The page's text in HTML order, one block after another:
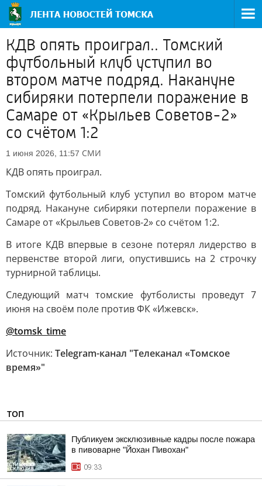
КДВ опять проиграл.. Томский
футбольный клуб уступил во
втором матче подряд. Накануне
сибиряки потерпели поражение в
Самаре от «Крыльев Советов-2»
со счётом 1:2
1 июня 2026, 11:57 СМИ
КДВ опять проиграл.
Томский футбольный клуб уступил во втором матче
подряд. Накануне сибиряки потерпели поражение в
Самаре от «Крыльев Советов-2» со счётом 1:2.
В итоге КДВ впервые в сезоне потерял лидерство в
первенстве второй лиги, опустившись на 2 строчку
турнирной таблицы.
Следующий матч томские футболисты проведут 7
июня на своём поле против ФК «Ижевск».
@tomsk_time
Источник: Telegram-канал "Телеканал «Томское
время»"
ТОП
Публикуем эксклюзивные кадры после пожара
в пивоварне "Йохан Пивохан"
09:33